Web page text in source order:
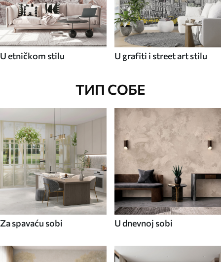
U etničkom stilu U grafiti i street art stilu
ТИП СОБЕ
Za spavaću sobi U dnevnoj sobi